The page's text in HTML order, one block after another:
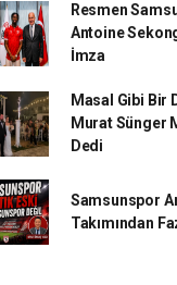
Resmen
Antoine
İmza
Masal Gibi Bir
Murat Sünger
Dedi
Samsunspor
Takımından